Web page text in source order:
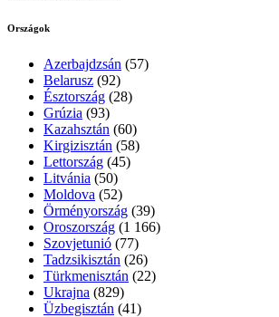
Országok
Azerbajdzsán (57)
Belarusz (92)
Észtország (28)
Grúzia (93)
Kazahsztán (60)
Kirgizisztán (58)
Lettország (45)
Litvánia (50)
Moldova (52)
Örményország (39)
Oroszország (1 166)
Szovjetunió (77)
Tadzsikisztán (26)
Türkmenisztán (22)
Ukrajna (829)
Üzbegisztán (41)